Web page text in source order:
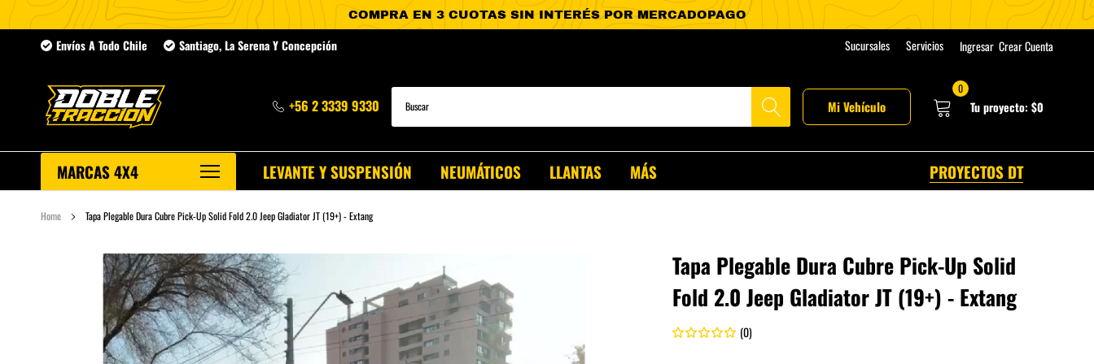
directamente
Envíos A Todo Chile Santiago, La Serena Y Concepción Sucursales Servicios Ingresar Crear Cuenta
+56 2 3339 9330 Mi Vehículo
0
Tu proyecto: $0
MARCAS 4X4
NP300
Navara
T-60
LEVANTE Y SUSPENSIÓN NEUMÁTICOS LLANTAS MÁS PROYECTOS DT
Home Tapa Plegable Dura Cubre Pick-Up Solid Fold 2.0 Jeep Gladiator JT (19+) - Extang
Tapa Plegable Dura Cubre Pick-Up Solid
Fold 2.0 Jeep Gladiator JT (19+) - Extang
(0)